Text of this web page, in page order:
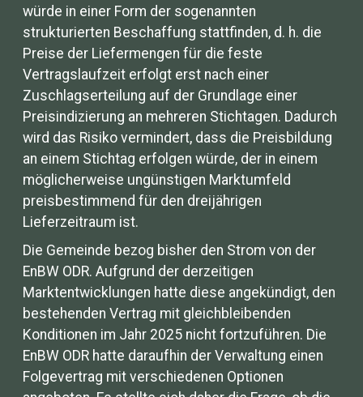
würde in einer Form der sogenannten
strukturierten Beschaffung stattfinden, d. h. die
Preise der Liefermengen für die feste
Vertragslaufzeit erfolgt erst nach einer
Zuschlagserteilung auf der Grundlage einer
Preisindizierung an mehreren Stichtagen. Dadurch
wird das Risiko vermindert, dass die Preisbildung
an einem Stichtag erfolgen würde, der in einem
möglicherweise ungünstigen Marktumfeld
preisbestimmend für den dreijährigen
Lieferzeitraum ist.
Die Gemeinde bezog bisher den Strom von der
EnBW ODR. Aufgrund der derzeitigen
Marktentwicklungen hatte diese angekündigt, den
bestehenden Vertrag mit gleichbleibenden
Konditionen im Jahr 2025 nicht fortzuführen. Die
EnBW ODR hatte daraufhin der Verwaltung einen
Folgevertrag mit verschiedenen Optionen